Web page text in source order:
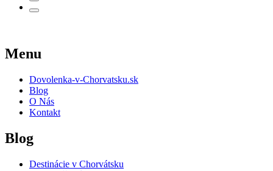
Menu
Dovolenka-v-Chorvatsku.sk
Blog
O Nás
Kontakt
Blog
Destinácie v Chorvátsku